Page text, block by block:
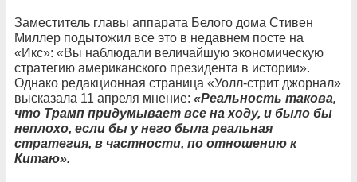
Заместитель главы аппарата Белого дома Стивен
Миллер подытожил все это в недавнем посте на
«Икс»: «Вы наблюдали величайшую экономическую
стратегию американского президента в истории».
Однако редакционная страница «Уолл-стрит джорнал»
высказала 11 апреля мнение: «Реальность такова,
что Трамп придумывает все на ходу, и было бы
неплохо, если бы у него была реальная
стратегия, в частности, по отношению к
Китаю».